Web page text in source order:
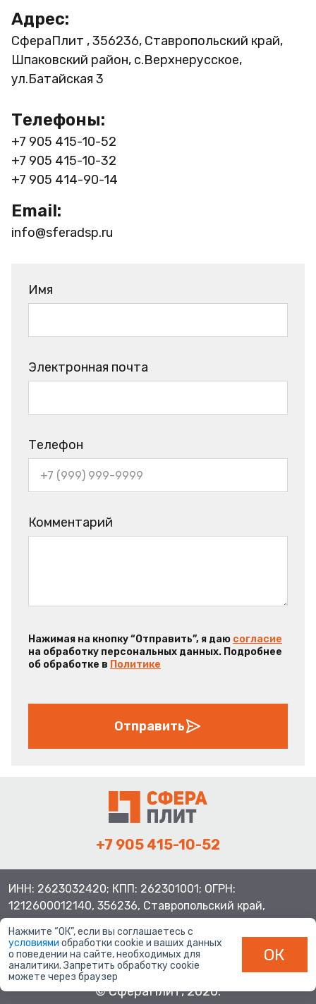
Адрес:
СфераПлит , 356236, Ставропольский край,
Шпаковский район, с.Верхнерусское,
ул.Батайская 3
Телефоны:
+7 905 415-10-52
+7 905 415-10-32
+7 905 414-90-14
Email:
info@sferadsp.ru
Имя
Электронная почта
Телефон
Комментарий
Нажимая на кнопку “Отправить”, я даю согласие
на обработку персональных данных. Подробнее
об обработке в Политике
Отправить
+7 905 415-10-52
ИНН: 2623032420; КПП: 262301001; ОГРН:
1212600012140, 356236, Ставропольский край,
Шпаковский район, с.Верхнерусское, ул.Батайская 3
© СфераПлит, 2026.
Нажмите “ОК”, если вы соглашаетесь с
условиями обработки cookie и ваших данных
о поведении на сайте, необходимых для
аналитики. Запретить обработку cookie
можете через браузер
ОК